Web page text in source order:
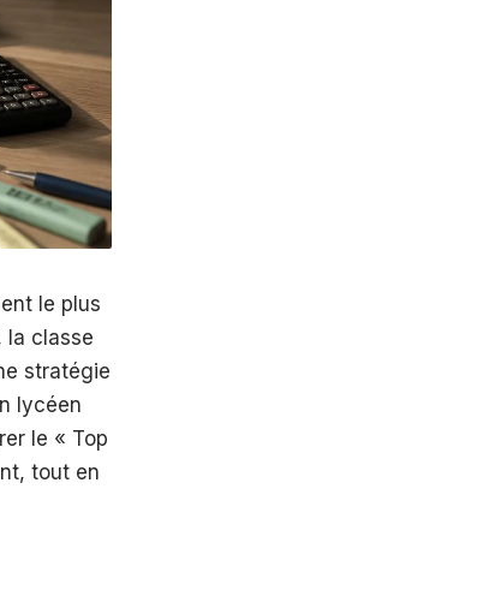
le plus
la classe
stratégie
lycéen
le « Top
tout en